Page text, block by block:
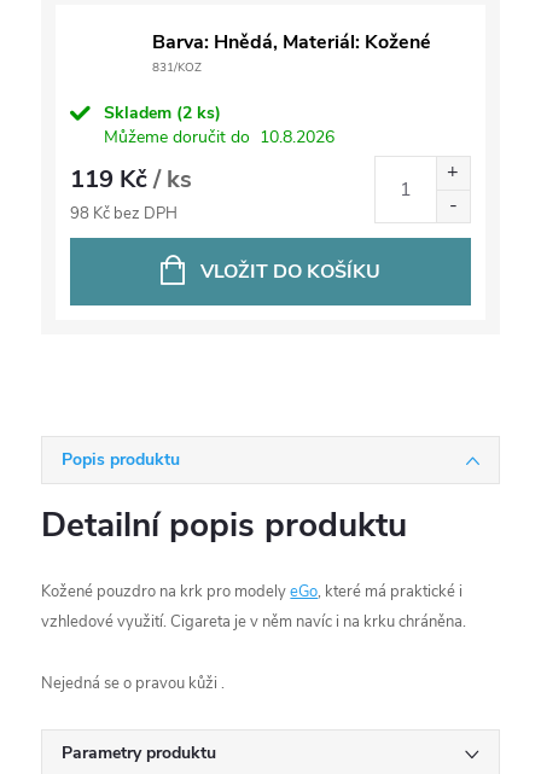
Barva: Hnědá, Materiál: Kožené
831/KOZ
Skladem (2 ks)
Můžeme doručit do 10.8.2026
119 Kč/ ks
98 Kč bez DPH
VLOŽIT DO KOŠÍKU
Popis produktu
Detailní popis produktu
Kožené pouzdro na krk pro modelyeGo, které má praktické i
vzhledové využití. Cigareta je v něm navíc i na krku chráněna.
Nejedná se o pravou kůži .
Parametry produktu